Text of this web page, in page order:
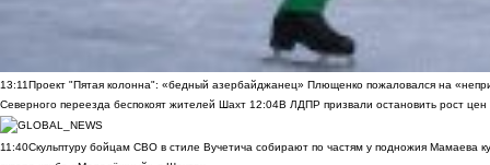
13:11Проект "Пятая колонна": «бедный азербайджанец» Плющенко пожаловался на
Северного переезда беспокоят жителей Шахт 12:04В ЛДПР призвали остановить рост цен
11:40Скульптуру бойцам СВО в стиле Вучетича собирают по частям у подножия Мамаева